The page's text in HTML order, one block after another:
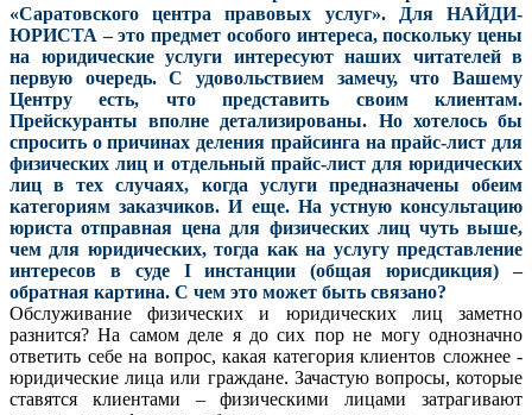
«Саратовского центра правовых услуг». Для НАЙДИ-
ЮРИСТА – это предмет особого интереса, поскольку цены
на юридические услуги интересуют наших читателей в
первую очередь. С удовольствием замечу, что Вашему
Центру есть, что представить своим клиентам.
Прейскуранты вполне детализированы. Но хотелось бы
спросить о причинах деления прайсинга на прайс-лист для
физических лиц и отдельный прайс-лист для юридических
лиц в тех случаях, когда услуги предназначены обеим
категориям заказчиков. И еще. На устную консультацию
юриста отправная цена для физических лиц чуть выше,
чем для юридических, тогда как на услугу представление
интересов в суде I инстанции (общая юрисдикция) –
обратная картина. С чем это может быть связано?
Обслуживание физических и юридических лиц заметно
разнится? На самом деле я до сих пор не могу однозначно
ответить себе на вопрос, какая категория клиентов сложнее -
юридические лица или граждане. Зачастую вопросы, которые
ставятся клиентами – физическими лицами затрагивают